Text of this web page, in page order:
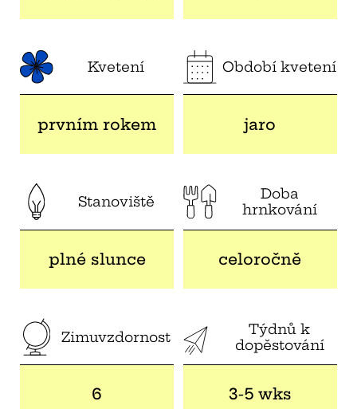
Kvetení
prvním rokem
Období kvetení
jaro
Stanoviště
plné slunce
Doba
hrnkování
celoročně
Zimuvzdornost
6
Týdnů k
dopěstování
3-5 wks